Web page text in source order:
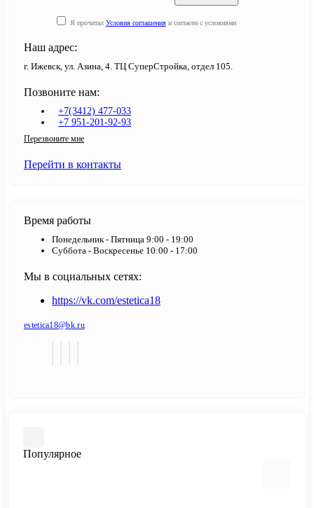
Я прочитал Условия соглашенияи согласен с условиями
Наш адрес:
г. Ижевск, ул. Азина, 4. ТЦ СуперСтройка, отдел 105.
Позвоните нам:
+7(3412) 477-033
+7 951-201-92-93
Перезвоните мне
Перейти в контакты
Время работы
Понедельник - Пятница 9:00 - 19:00
Суббота - Воскресенье 10:00 - 17:00
Мы в социальных сетях:
https://vk.com/estetica18
estetica18@bk.ru
Популярное